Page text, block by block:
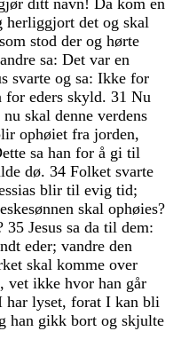
herliggjort det og skal
som stod der og hørte
andre sa: Det var en
svarte og sa: Ikke for
for eders skyld. 31 Nu
nu skal denne verdens
ophøiet fra jorden,
sa han for å gi til
dø. 34 Folket svarte
blir til evig tid;
skal ophøies?
35 Jesus sa da til dem:
eder; vandre den
skal komme over
, vet ikke hvor han går
har lyset, forat I kan bli
han gikk bort og skjulte